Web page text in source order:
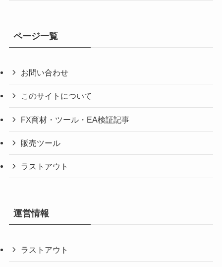
ページ一覧
お問い合わせ
このサイトについて
FX商材・ツール・EA検証記事
販売ツール
ラストアウト
運営情報
ラストアウト